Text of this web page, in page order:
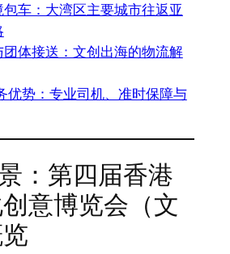
车：大湾区主要城市往返亚
团体接送：文创出海的物流解
优势：专业司机、准时保障与
：第四届香港
意博览会（文